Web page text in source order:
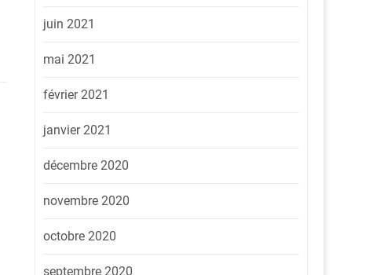
juin 2021
mai 2021
février 2021
janvier 2021
décembre 2020
novembre 2020
octobre 2020
septembre 2020